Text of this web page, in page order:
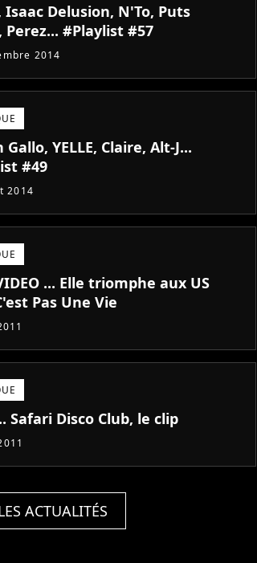
Isaac Delusion, N'To, Puts
Perez... #Playlist #57
2014
YELLE, Claire, Alt-J...
#49
2014
... Elle triomphe aux US
Pas Une Vie
Safari Disco Club, le clip
ACTUALITÉS